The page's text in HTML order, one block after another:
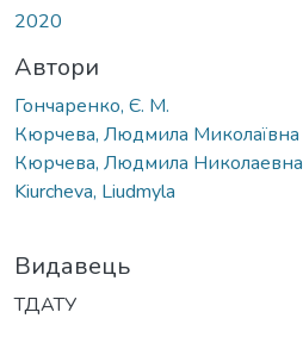
2020
Автори
Гончаренко, Є. М.
Кюрчева, Людмила Миколаївна
Кюрчева, Людмила Николаевна
Kiurcheva, Liudmyla
Видавець
ТДАТУ